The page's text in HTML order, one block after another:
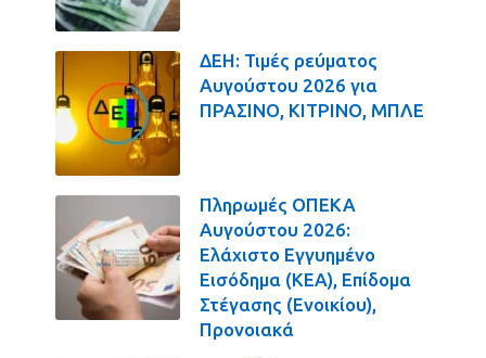
ΔΕΗ: Τιμές ρεύματος
Αυγούστου 2026 για
ΠΡΑΣΙΝΟ, ΚΙΤΡΙΝΟ, ΜΠΛΕ
Πληρωμές ΟΠΕΚΑ
Αυγούστου 2026:
Ελάχιστο Εγγυημένο
Εισόδημα (ΚΕΑ), Επίδομα
Στέγασης (Ενοικίου),
Προνοιακά